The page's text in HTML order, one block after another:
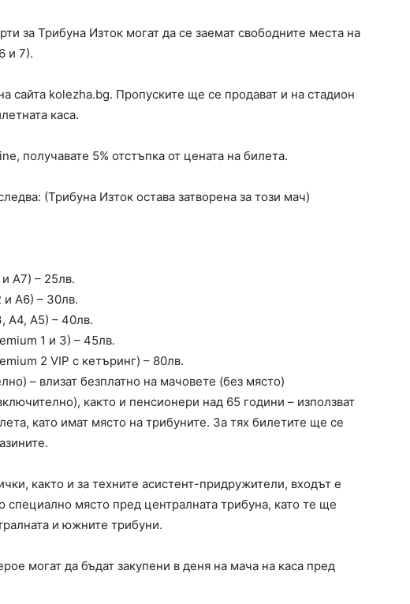
за Трибуна Изток могат да се заемат свободните места на
и 7).
сайта kolezha.bg. Пропуските ще се продават и на стадион
каса.
получавате 5% отстъпка от цената на билета.
(Трибуна Изток остава затворена за този мач)
А7) – 25лв.
и А6) – 30лв.
А4, А5) – 40лв.
1 и 3) – 45лв.
2 VIP с кетъринг) – 80лв.
– влизат безплатно на мачовете (без място)
както и пенсионери над 65 години – използват
като имат място на трибуните. За тях билетите ще се
както и за техните асистент-придружители, входът е
специално място пред централната трибуна, като те ще
и южните трибуни.
могат да бъдат закупени в деня на мача на каса пред